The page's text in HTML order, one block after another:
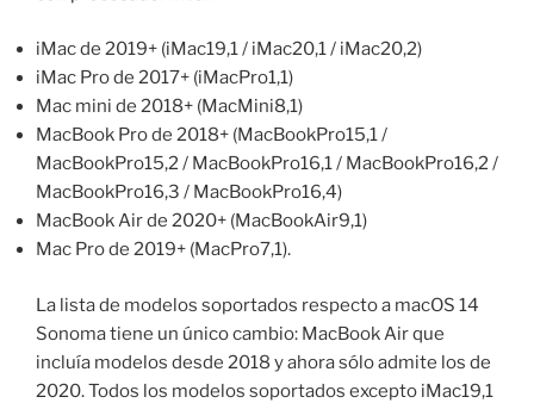
iMac de 2019+ (iMac19,1 / iMac20,1 / iMac20,2)
iMac Pro de 2017+ (iMacPro1,1)
Mac mini de 2018+ (MacMini8,1)
MacBook Pro de 2018+ (MacBookPro15,1 /
MacBookPro15,2 / MacBookPro16,1 / MacBookPro16,2 /
MacBookPro16,3 / MacBookPro16,4)
MacBook Air de 2020+ (MacBookAir9,1)
Mac Pro de 2019+ (MacPro7,1).
La lista de modelos soportados respecto a macOS 14
Sonoma tiene un único cambio: MacBook Air que
incluía modelos desde 2018 y ahora sólo admite los de
2020. Todos los modelos soportados excepto iMac19,1